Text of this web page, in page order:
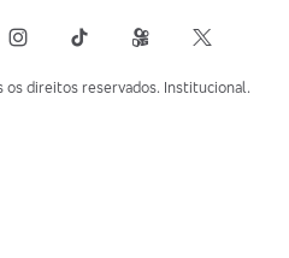
os direitos reservados. Institucional.